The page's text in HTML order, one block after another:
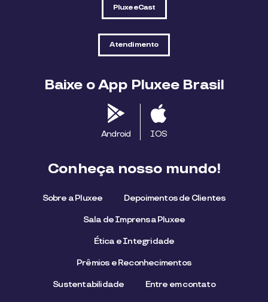
PluxeeCast
Atendimento
Baixe o App Pluxee Brasil
Android IOS
Conheça nosso mundo!
Sobre a Pluxee Depoimentos de Clientes
Sala de Imprensa Pluxee
Ética e Integridade
Prêmios e Reconhecimentos
Sustentabilidade Entre em contato